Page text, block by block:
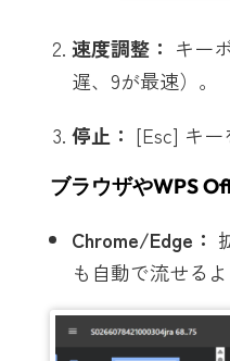
速度調整： キー
遅、9が最速）。
停止： [Esc] キー
ブラウザやWPS
Chrome/Edge：
も自動で流せる